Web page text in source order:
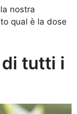
nostra
qual è la dose
tutti i